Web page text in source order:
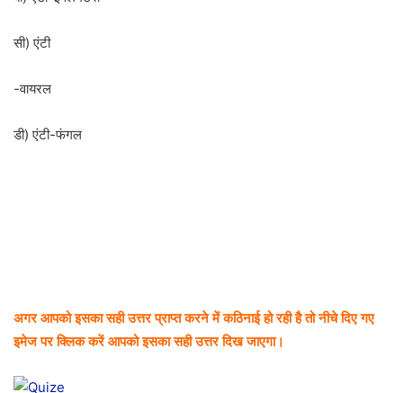
सी) एंटी
-वायरल
डी) एंटी-फंगल
अगर आपको इसका सही उत्तर प्राप्त करने में कठिनाई हो रही है तो नीचे दिए गए
इमेज पर क्लिक करें आपको इसका सही उत्तर दिख जाएगा।